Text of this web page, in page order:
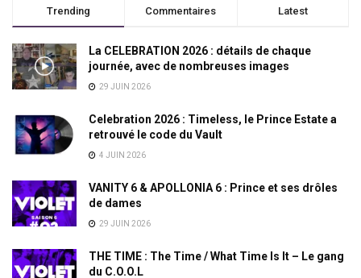
Trending Commentaires Latest
La CELEBRATION 2026 : détails de chaque
journée, avec de nombreuses images
29 JUIN 2026
Celebration 2026 : Timeless, le Prince Estate a
retrouvé le code du Vault
4 JUIN 2026
VANITY 6 & APOLLONIA 6 : Prince et ses drôles
de dames
29 JUIN 2026
THE TIME : The Time / What Time Is It – Le gang
du C.O.O.L